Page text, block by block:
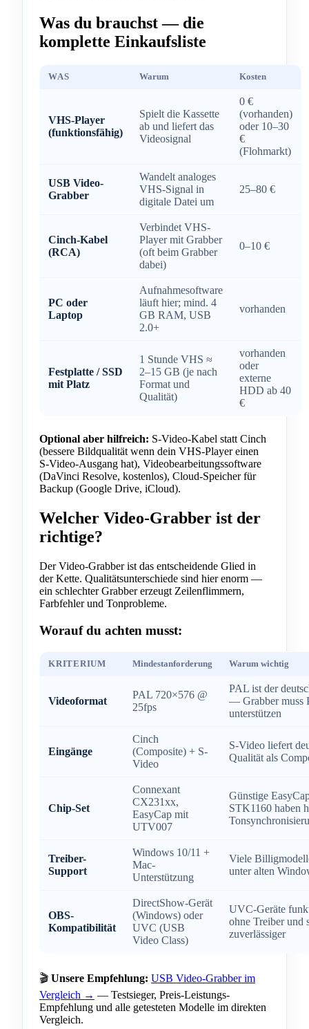
Was du brauchst — die
komplette Einkaufsliste
WAS Warum Kosten
VHS-Player
(funktionsfähig)
Spielt die Kassette
ab und liefert das
Videosignal
0 €
(vorhanden)
oder 10–30
€
(Flohmarkt)
USB Video-
Grabber
Wandelt analoges
VHS-Signal in
digitale Datei um
25–80 €
Cinch-Kabel
(RCA)
Verbindet VHS-
Player mit Grabber
(oft beim Grabber
dabei)
0–10 €
PC oder
Laptop
Aufnahmesoftware
läuft hier; mind. 4
GB RAM, USB
2.0+
vorhanden
Festplatte / SSD
mit Platz
1 Stunde VHS ≈
2–15 GB (je nach
Format und
Qualität)
vorhanden
oder
externe
HDD ab 40
€
Optional aber hilfreich: S-Video-Kabel statt Cinch
(bessere Bildqualität wenn dein VHS-Player einen
S-Video-Ausgang hat), Videobearbeitungssoftware
(DaVinci Resolve, kostenlos), Cloud-Speicher für
Backup (Google Drive, iCloud).
Welcher Video-Grabber ist der
richtige?
Der Video-Grabber ist das entscheidende Glied in
der Kette. Qualitätsunterschiede sind hier enorm —
ein schlechter Grabber erzeugt Zeilenflimmern,
Farbfehler und Tonprobleme.
Worauf du achten musst:
KRITERIUM Mindestanforderung Warum wichtig
Videoformat
PAL 720×576 @
25fps
PAL ist der
— Grabber muss
unterstützen
Eingänge
Cinch
(Composite) + S-
Video
S-Video liefert
Qualität als
Chip-Set
Connexant
CX231xx,
EasyCap mit
UTV007
Günstige
STK1160 haben
Treiber-
Support
Windows 10/11 +
Mac-
Unterstützung
Viele
unter alten
OBS-
Kompatibilität
DirectShow-Gerät
(Windows) oder
UVC (USB
Video Class)
UVC-Geräte
ohne Treiber und
zuverlässiger
🎬 Unsere Empfehlung: USB Video-Grabber im
Vergleich → — Testsieger, Preis-Leistungs-
Empfehlung und alle getesteten Modelle im direkten
Vergleich.